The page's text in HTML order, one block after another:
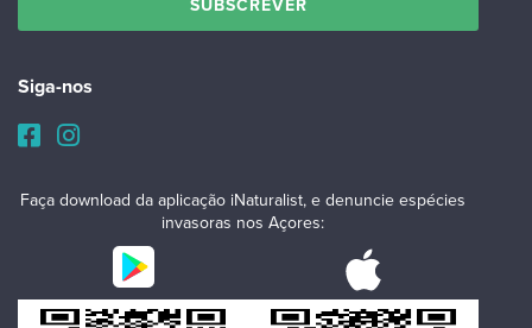
Siga-nos
Faça download da aplicação iNaturalist, e denuncie espécies
invasoras nos Açores: